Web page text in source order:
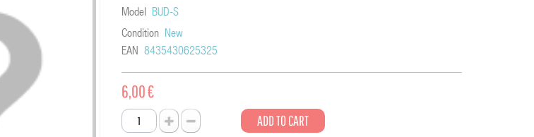
Model
BUD-S
Condition New
EAN 8435430625325
6,00 €
ADD TO CART